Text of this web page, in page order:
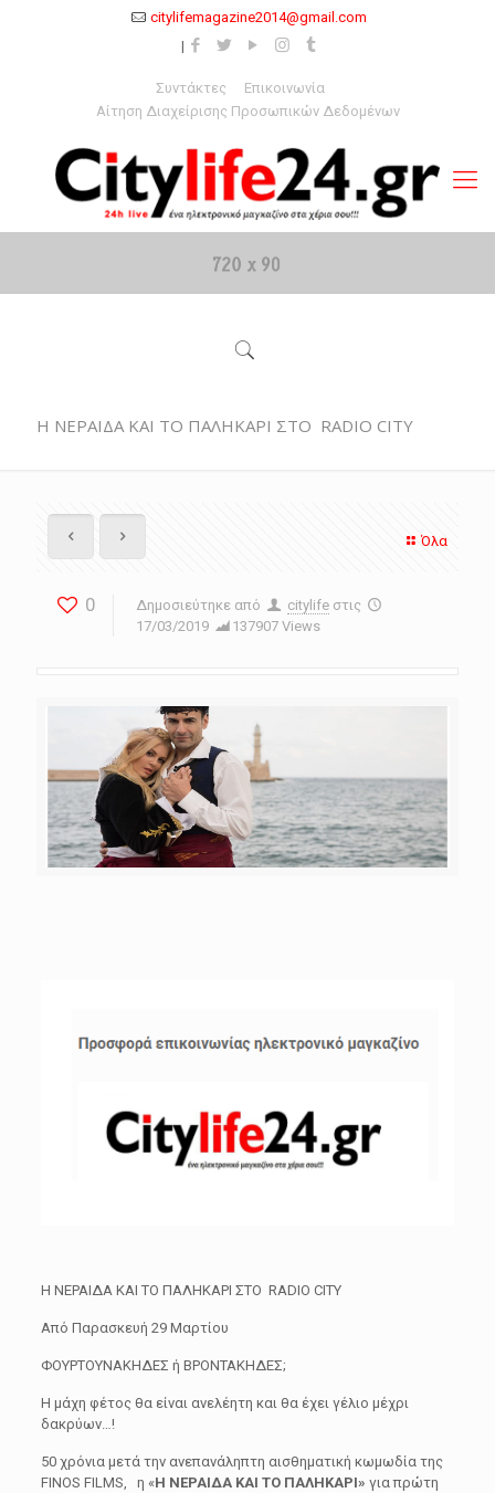
citylifemagazine2014@gmail.com
Συντάκτες
Επικοινωνία
Αίτηση Διαχείρισης Προσωπικών Δεδομένων
Η ΝΕΡΑΙΔΑ ΚΑΙ ΤΟ ΠΑΛΗΚΑΡΙ ΣΤΟ RADIO CITY
Όλα
0 Δημοσιεύτηκε από citylife στις
17/03/2019
137907 Views
Η ΝΕΡΑΙΔΑ ΚΑΙ ΤΟ ΠΑΛΗΚΑΡΙ ΣΤΟ RADIO CITY
Από Παρασκευή 29 Μαρτίου
ΦΟΥΡΤΟΥΝΑΚΗΔΕΣ ή ΒΡΟΝΤΑΚΗΔΕΣ;
Η μάχη φέτος θα είναι ανελέητη και θα έχει γέλιο μέχρι
δακρύων…!
50 χρόνια μετά την ανεπανάληπτη αισθηματική κωμωδία της
FINOS FILMS, η «Η ΝΕΡΑΙΔΑ ΚΑΙ ΤΟ ΠΑΛΗΚΑΡΙ» για πρώτη